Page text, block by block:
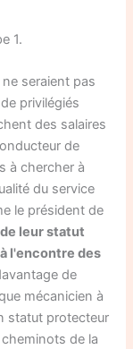
1.
seraient pas
privilégiés
des salaires
de
à chercher à
du service
le président de
leur statut
l'encontre des
de
mécanicien à
statut protecteur
de la